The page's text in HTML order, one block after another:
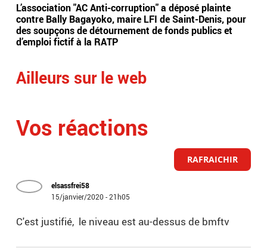
L’association "AC Anti-corruption" a déposé plainte
contre Bally Bagayoko, maire LFI de Saint-Denis, pour
des soupçons de détournement de fonds publics et
d’emploi fictif à la RATP
Ailleurs sur le web
Vos réactions
RAFRAICHIR
elsassfrei58
15/janvier/2020 - 21h05
C'est justifié, le niveau est au-dessus de bmftv